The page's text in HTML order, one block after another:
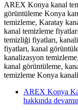
AREX Konya kanal
görüntüleme Konya
temizleme, Karatay
kanal temizleme
temizliği fiyatları,
fiyatları, kanal
kanalizasyon
kanal görüntüleme,
temizleme Konya
AREX Konya
hakkında